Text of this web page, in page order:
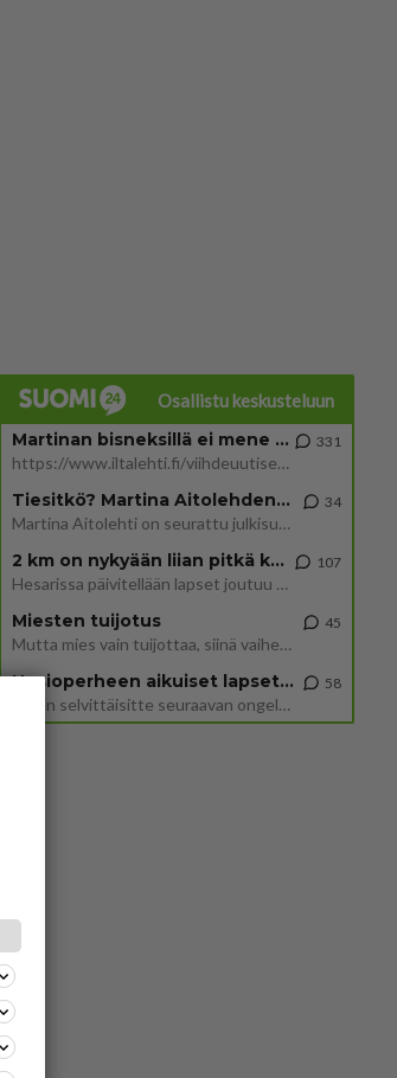
Osallistu keskusteluun
Martinan bisneksillä ei mene hyvin
https://www.iltalehti.fi/viihdeuutiset/a/c46da6ab-340f-4790-aaa7-0865eed2336 Yrityksen konkurssihakemus on tullut kärä
331
Tiesitkö? Martina Aitolehden isäpuoli on tämä suosittu laulaja
Martina Aitolehti on seurattu julkisuuden henkilö. Lähipiiriin mahtuu muitakin tunnettuja henkilöitä. Tiesitkö, että Ma
34
2 km on nykyään liian pitkä koulumatka
Hesarissa päivitellään lapset joutuu nyt kulkemaan 2 km kouluun jösses. Ruostefillarilla tuo matka menee vaikka miten äk
107
Miesten tuijotus
Mutta mies vain tuijottaa, siinä vaiheessa käännän itse pään pois. Mikä juttu? Yleensä jos joku tuijottaa tai katsoo, hä
45
Uusioperheen aikuiset lapset tyhjentää jääkaapin käydessään
Miten selvittäisitte seuraavan ongelman, meillä on uusioperhe, minulla teini-ikäiset lapset ja puolisolla aikuiset, jotk
58